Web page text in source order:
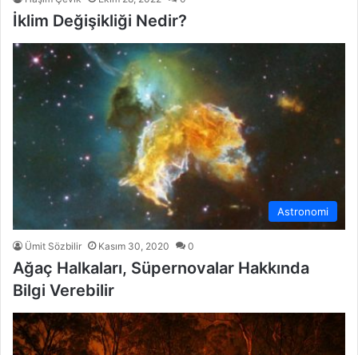
İklim Değişikliği Nedir?
Astronomi
Ümit Sözbilir Kasım 30, 2020 0
Ağaç Halkaları, Süpernovalar Hakkında
Bilgi Verebilir